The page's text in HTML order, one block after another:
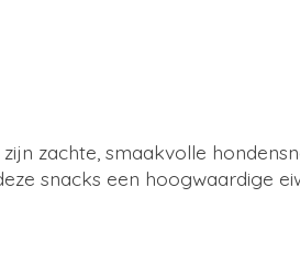
zachte, smaakvolle
snacks een hoogwaardige